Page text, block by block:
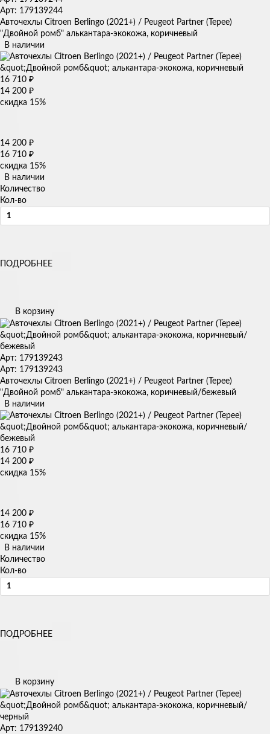
Арт: 179139244
Авточехлы Citroen Berlingo (2021+) / Peugeot Partner (Tepee)
"Двойной ромб" алькантара-экокожа, коричневый
В наличии
16 710 ₽
14 200 ₽
скидка 15%
14 200 ₽
16 710 ₽
скидка 15%
В наличии
Количество
Кол-во
ПОДРОБНЕЕ
В корзину
Арт: 179139243
Арт: 179139243
Авточехлы Citroen Berlingo (2021+) / Peugeot Partner (Tepee)
"Двойной ромб" алькантара-экокожа, коричневый/бежевый
В наличии
16 710 ₽
14 200 ₽
скидка 15%
14 200 ₽
16 710 ₽
скидка 15%
В наличии
Количество
Кол-во
ПОДРОБНЕЕ
В корзину
Арт: 179139240